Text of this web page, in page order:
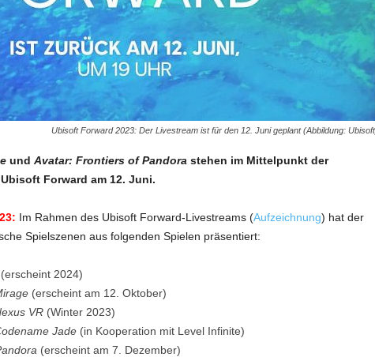
Ubisoft Forward 2023: Der Livestream ist für den 12. Juni geplant (Abbildung:
und Avatar: Frontiers of Pandora stehen im Mittelpunkt der
Forward am 12. Juni.
Im Rahmen des Ubisoft Forward-Livestreams (Aufzeichnung) hat der
Spielszenen aus folgenden Spielen präsentiert:
2024)
(erscheint am 12. Oktober)
VR (Winter 2023)
Jade (in Kooperation mit Level Infinite)
(erscheint am 7. Dezember)